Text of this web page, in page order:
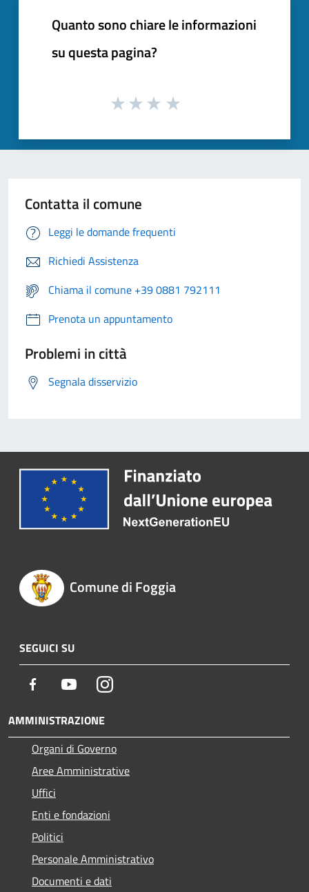
Quanto sono chiare le informazioni
su questa pagina?
Contatta il comune
Leggi le domande frequenti
Richiedi Assistenza
Chiama il comune +39 0881 792111
Prenota un appuntamento
Problemi in città
Segnala disservizio
Comune di Foggia
SEGUICI SU
Facebook YoutubeInstagram
AMMINISTRAZIONE
Organi di Governo
Aree Amministrative
Uffici
Enti e fondazioni
Politici
Personale Amministrativo
Documenti e dati